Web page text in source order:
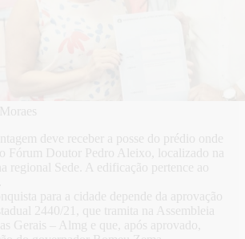
deve receber a posse do prédio onde
Fórum Doutor Pedro Aleixo, localizado na
regional Sede. A edificação pertence ao
para a cidade depende da aprovação
2440/21, que tramita na Assembleia
Gerais – Almg e que, após aprovado,